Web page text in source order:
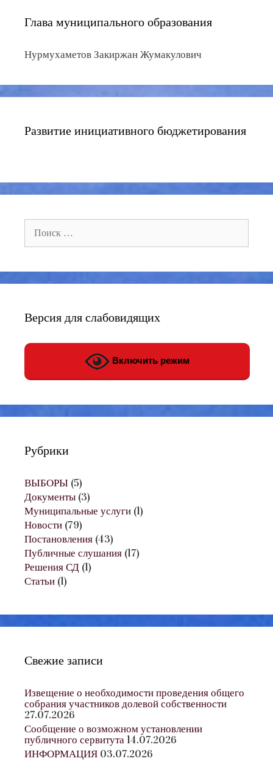
Глава муниципального образования
Нурмухаметов Закиржан Жумакулович
Развитие инициативного бюджетирования
Поиск:
Версия для слабовидящих
Включить режим
Рубрики
ВЫБОРЫ (5)
Документы (3)
Муниципальные услуги (1)
Новости (79)
Постановления (43)
Публичные слушания (17)
Решения СД (1)
Статьи (1)
Свежие записи
Извещение о необходимости проведения общего
собрания участников долевой собственности
27.07.2026
Сообщение о возможном установлении
публичного сервитута14.07.2026
ИНФОРМАЦИЯ 03.07.2026